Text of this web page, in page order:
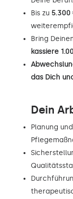
Bis zu 5.300
Bring
kassiere
das Dich
Dein
Planung